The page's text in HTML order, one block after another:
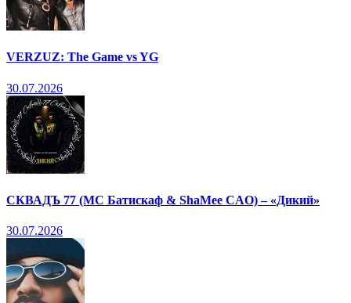
VERZUZ: The Game vs YG
30.07.2026
СКВАДЪ 77 (МС Батискаф & ShaMee CAO) – «Дикий»
30.07.2026